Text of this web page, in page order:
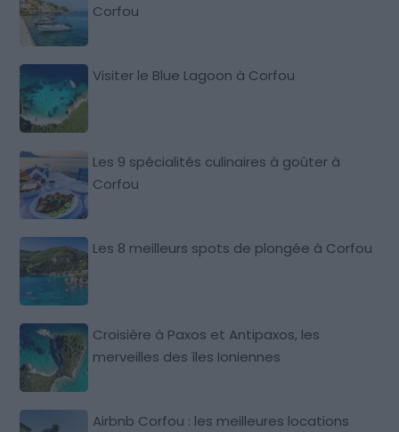
Corfou
Visiter le Blue Lagoon à Corfou
Les 9 spécialités culinaires à goûter à
Corfou
Les 8 meilleurs spots de plongée à Corfou
Croisière à Paxos et Antipaxos, les
merveilles des îles Ioniennes
Airbnb Corfou : les meilleures locations